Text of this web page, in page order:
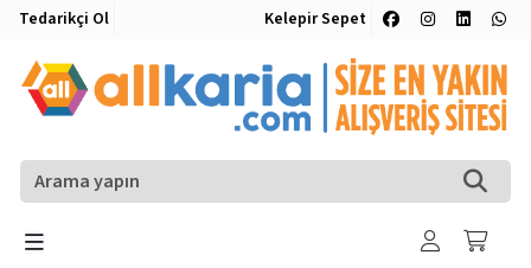
Tedarikçi Ol Kelepir Sepet